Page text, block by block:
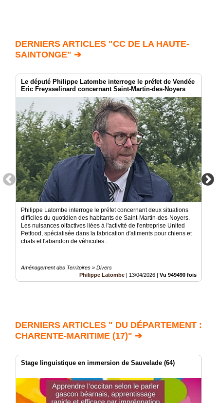
DERNIERS ARTICLES "CC DE LA HAUTE-
SAINTONGE" ➔
Le député Philippe Latombe interroge le préfet de Vendée
Eric Freysselinard concernant Saint-Martin-des-Noyers
Philippe Latombe interroge le préfet concernant deux situations
difficiles du quotidien des habitants de Saint-Martin-des-Noyers.
Les nuisances olfactives liées à l'activité de l'entreprise United
Petfood, spécialisée dans la fabrication d'aliments pour chiens et
chats et l'abandon de véhicules..
Aménagement des Territoires » Divers
Philippe Latombe
13/04/2026 Vu 949490 fois
DERNIERS ARTICLES " DU DÉPARTEMENT :
CHARENTE-MARITIME (17)" ➔
Stage linguistique en immersion de Sauvelade (64)